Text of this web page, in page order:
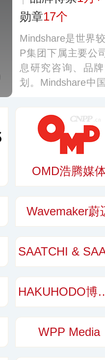
勋章17个
Mindshare是世界
P集团下属主要公
息研究咨询、品
划。Mindshare中
OMD浩腾媒
Wavemaker蔚
WPP Media